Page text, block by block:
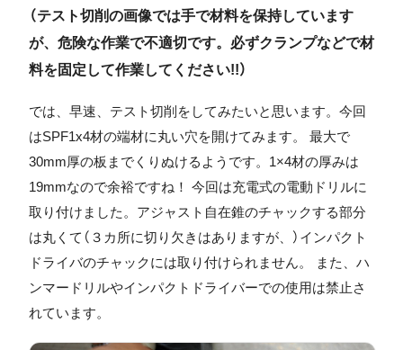
（テスト切削の画像では手で材料を保持しています
が、危険な作業で不適切です。必ずクランプなどで材
料を固定して作業してください!!）
では、早速、テスト切削をしてみたいと思います。今回
はSPF1x4材の端材に丸い穴を開けてみます。 最大で
30mm厚の板までくりぬけるようです。1×4材の厚みは
19mmなので余裕ですね！ 今回は充電式の電動ドリルに
取り付けました。アジャスト自在錐のチャックする部分
は丸くて（３カ所に切り欠きはありますが、）インパクト
ドライバのチャックには取り付けられません。 また、ハ
ンマードリルやインパクトドライバーでの使用は禁止さ
れています。